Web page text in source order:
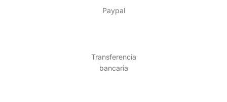
Paypal
Transferencia
bancaria